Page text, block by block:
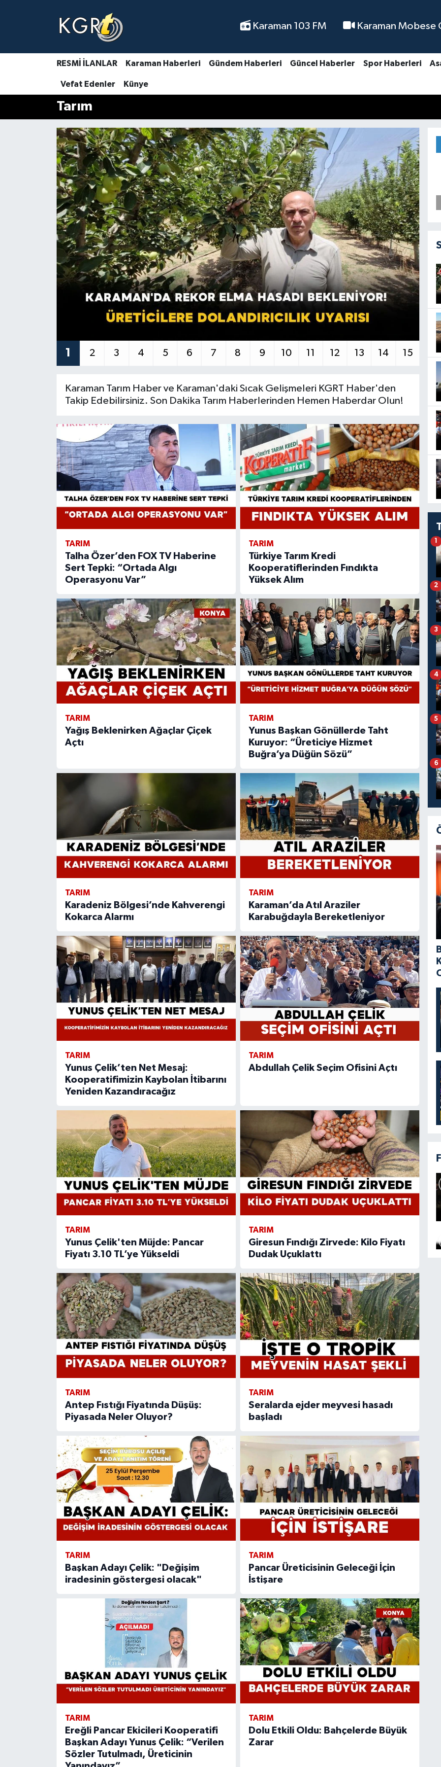
Karaman 103 FM Karaman Mobese
RESMİ İLANLAR Karaman Haberleri Gündem Haberleri Güncel Haberler Spor Haberleri
Vefat Edenler Künye
Tarım
1 2 3 4 5 6 7 8 9 10 11 12 13 14 15
Karaman Tarım Haber ve Karaman'daki Sıcak Gelişmeleri KGRT Haber'den
Takip Edebilirsiniz. Son Dakika Tarım Haberlerinden Hemen Haberdar Olun!
TARIM
Talha Özer’den FOX TV Haberine
Sert Tepki: “Ortada Algı
Operasyonu Var”
TARIM
Türkiye Tarım Kredi
Kooperatiflerinden Fındıkta
Yüksek Alım
TARIM
Yağış Beklenirken Ağaçlar Çiçek
Açtı
TARIM
Yunus Başkan Gönüllerde Taht
Kuruyor: “Üreticiye Hizmet
Buğra’ya Düğün Sözü”
TARIM
Karadeniz Bölgesi’nde Kahverengi
Kokarca Alarmı
TARIM
Karaman’da Atıl Araziler
Karabuğdayla Bereketleniyor
TARIM
Yunus Çelik’ten Net Mesaj:
Kooperatifimizin Kaybolan İtibarını
Yeniden Kazandıracağız
TARIM
Abdullah Çelik Seçim Ofisini Açtı
TARIM
Yunus Çelik'ten Müjde: Pancar
Fiyatı 3.10 TL’ye Yükseldi
TARIM
Giresun Fındığı Zirvede: Kilo Fiyatı
Dudak Uçuklattı
TARIM
Antep Fıstığı Fiyatında Düşüş:
Piyasada Neler Oluyor?
TARIM
Seralarda ejder meyvesi hasadı
başladı
TARIM
Başkan Adayı Çelik: "Değişim
iradesinin göstergesi olacak"
TARIM
Pancar Üreticisinin Geleceği İçin
İstişare
TARIM
Ereğli Pancar Ekicileri Kooperatifi
Başkan Adayı Yunus Çelik: “Verilen
Sözler Tutulmadı, Üreticinin
TARIM
Dolu Etkili Oldu: Bahçelerde Büyük
Zarar
1
2
3
4
5
6
Karaman Haberleri
Gündem Haberleri
Güncel Haberler
Spor Haberleri
Asayiş Haberleri
Ulusal Haberler
Vefat Edenler